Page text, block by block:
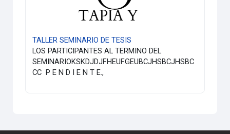
TALLER SEMINARIO DE TESIS
LOS PARTICIPANTES AL TERMINO DEL
SEMINARIOKSKDJDJFHEUFGEUBCJHSBCJHSBC
CC P E N D I E N T E.,